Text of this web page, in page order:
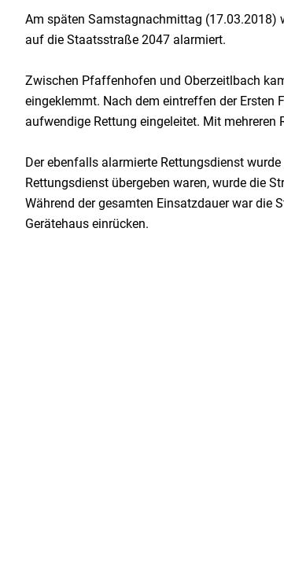
Am späten Samstagnachmittag (17.03.2018)
auf die Staatsstraße 2047 alarmiert.
Zwischen Pfaffenhofen und Oberzeitlbach
eingeklemmt. Nach dem eintreffen der Ersten
aufwendige Rettung eingeleitet. Mit mehreren
Der ebenfalls alarmierte Rettungsdienst
Rettungsdienst übergeben waren, wurde die
Während der gesamten Einsatzdauer war die
Gerätehaus einrücken.